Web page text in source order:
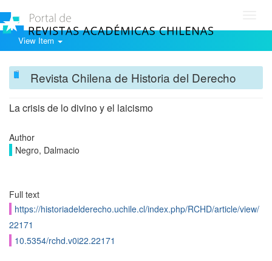
View Item
Revista Chilena de Historia del Derecho
La crisis de lo divino y el laicismo
Author
Negro, Dalmacio
Full text
https://historiadelderecho.uchile.cl/index.php/RCHD/article/view/
22171
10.5354/rchd.v0i22.22171